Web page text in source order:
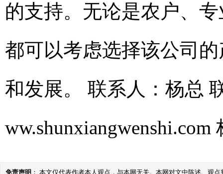
的支持。无论是农户、
都可以考虑选择该公司
和发展。 联系人：杨总
ww.shunxiangwenshi.com
免责声明 ： 本文仅代表作者本人观点，与本网无关。本网对文中陈述、观